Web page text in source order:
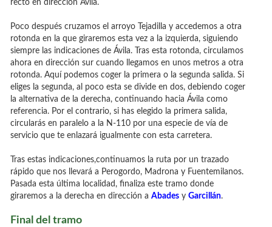
recto en dirección Ávila.
Poco después cruzamos el arroyo Tejadilla y accedemos a otra
rotonda en la que giraremos esta vez a la izquierda, siguiendo
siempre las indicaciones de Ávila. Tras esta rotonda, circulamos
ahora en dirección sur cuando llegamos en unos metros a otra
rotonda. Aquí podemos coger la primera o la segunda salida. Si
eliges la segunda, al poco esta se divide en dos, debiendo coger
la alternativa de la derecha, continuando hacia Ávila como
referencia. Por el contrario, si has elegido la primera salida,
circularás en paralelo a la N-110 por una especie de vía de
servicio que te enlazará igualmente con esta carretera.
Tras estas indicaciones,continuamos la ruta por un trazado
rápido que nos llevará a Perogordo, Madrona y Fuentemilanos.
Pasada esta última localidad, finaliza este tramo donde
giraremos a la derecha en dirección a Abades y Garcillán.
Final del tramo